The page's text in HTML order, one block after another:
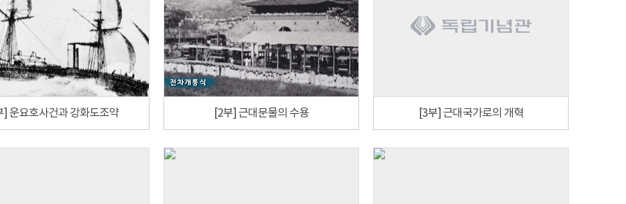
] 운요호사건과 강화도조약 [2부] 근대문물의 수용 [3부] 근대국가로의 개혁